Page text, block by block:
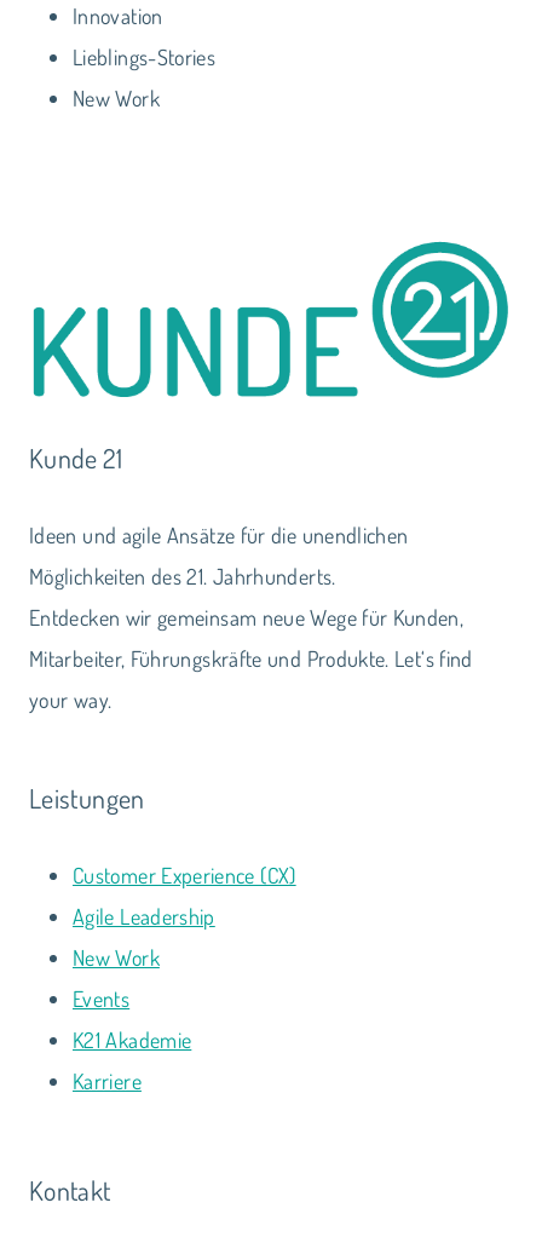
Innovation
Lieblings-Stories
New Work
Kunde 21
Ideen und agile Ansätze für die unendlichen
Möglichkeiten des 21. Jahrhunderts.
Entdecken wir gemeinsam neue Wege für Kunden,
Mitarbeiter, Führungskräfte und Produkte. Let‘s find
your way.
Leistungen
Customer Experience (CX)
Agile Leadership
New Work
Events
K21 Akademie
Karriere
Kontakt